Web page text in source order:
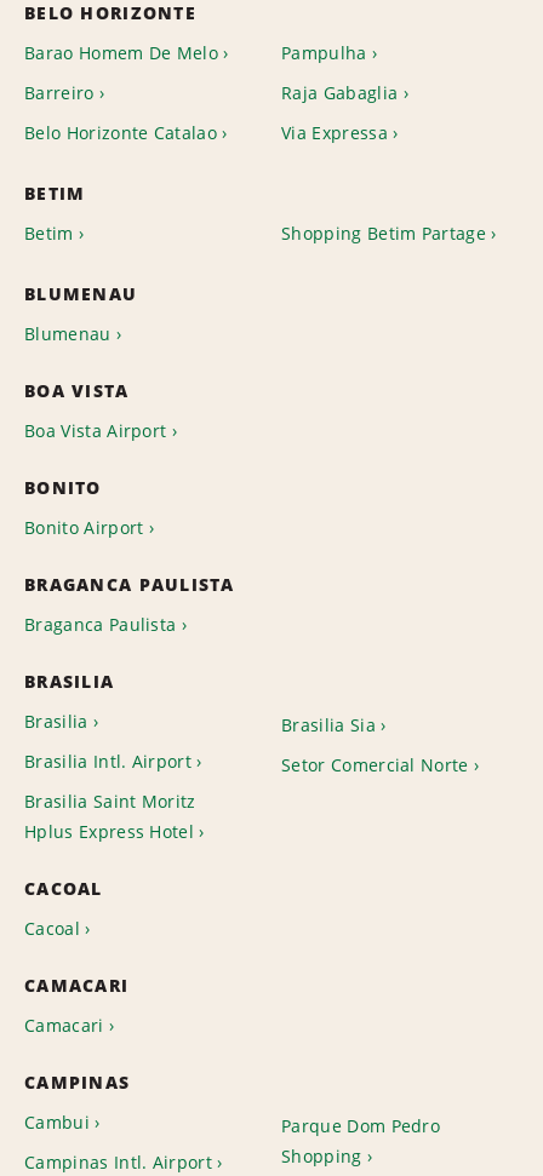
BELO HORIZONTE
Barao Homem De Melo
Barreiro
Belo Horizonte Catalao
Pampulha
Raja Gabaglia
Via Expressa
BETIM
Betim
Shopping Betim Partage
BLUMENAU
Blumenau
BOA VISTA
Boa Vista Airport
BONITO
Bonito Airport
BRAGANCA PAULISTA
Braganca Paulista
BRASILIA
Brasilia
Brasilia Intl. Airport
Brasilia Saint Moritz
Hplus Express Hotel
Brasilia Sia
Setor Comercial Norte
CACOAL
Cacoal
CAMACARI
Camacari
CAMPINAS
Cambui
Campinas Intl. Airport
Parque Dom Pedro
Shopping